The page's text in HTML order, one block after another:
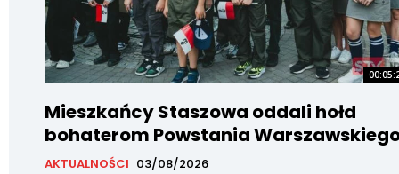
Mieszkańcy Staszowa oddali hołd
bohaterom Powstania
AKTUALNOŚCI 03/08/2026